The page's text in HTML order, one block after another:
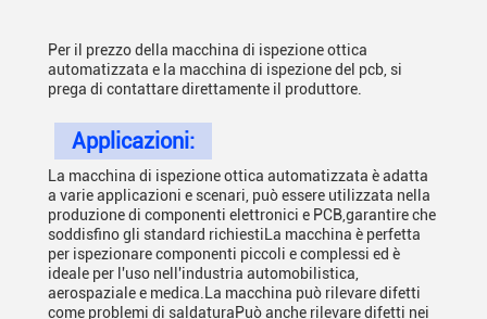
Per il prezzo della macchina di ispezione ottica
automatizzata e la macchina di ispezione del pcb, si
prega di contattare direttamente il produttore.
Applicazioni:
La macchina di ispezione ottica automatizzata è adatta
a varie applicazioni e scenari, può essere utilizzata nella
produzione di componenti elettronici e PCB,garantire che
soddisfino gli standard richiestiLa macchina è perfetta
per ispezionare componenti piccoli e complessi ed è
ideale per l'uso nell'industria automobilistica,
aerospaziale e medica.La macchina può rilevare difetti
come problemi di saldaturaPuò anche rilevare difetti nei